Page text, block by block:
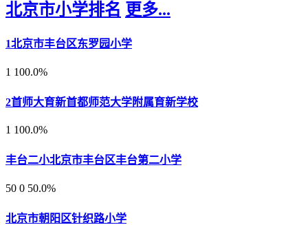
北京市小学排名 更多...
1北京市丰台区东罗园小学
1 100.0%
2首师大育新首都师范大学附属育新学校
1 100.0%
丰台二小北京市丰台区丰台第二小学
50 0 50.0%
北京市朝阳区针织路小学